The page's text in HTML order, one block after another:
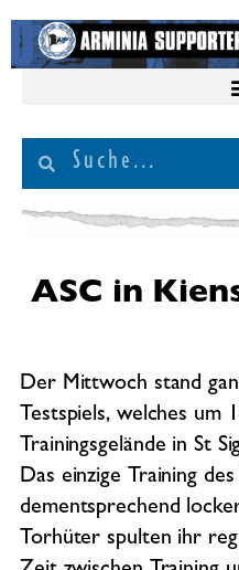
ASC in
Der Mittwoch stand
Testspiels, welches um
Trainingsgelände in St
Das einzige Training des
dementsprechend
Torhüter spulten ihr